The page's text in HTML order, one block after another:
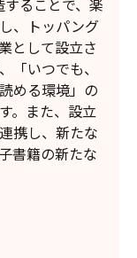
ることで、楽
、トッパング
として設立さ
「いつでも、
める環境」の
。また、設立
携し、新たな
書籍の新たな
」